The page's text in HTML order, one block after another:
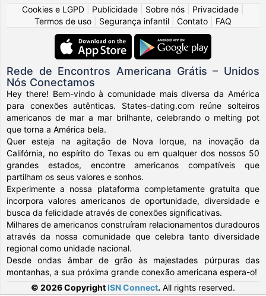
Cookies e LGPD
Publicidade Sobre nós Privacidade
Termos de uso
Segurança infantil Contato FAQ
Rede de Encontros Americana Grátis – Unidos
Nós Conectamos
Hey there! Bem-vindo à comunidade mais diversa da América
para conexões autênticas. States-dating.com reúne solteiros
americanos de mar a mar brilhante, celebrando o melting pot
que torna a América bela.
Quer esteja na agitação de Nova Iorque, na inovação da
Califórnia, no espírito do Texas ou em qualquer dos nossos 50
grandes estados, encontre americanos compatíveis que
partilham os seus valores e sonhos.
Experimente a nossa plataforma completamente gratuita que
incorpora valores americanos de oportunidade, diversidade e
busca da felicidade através de conexões significativas.
Milhares de americanos construíram relacionamentos duradouros
através da nossa comunidade que celebra tanto diversidade
regional como unidade nacional.
Desde ondas âmbar de grão às majestades púrpuras das
montanhas, a sua próxima grande conexão americana espera-o!
© 2026 Copyright ISN Connect. All rights reserved.